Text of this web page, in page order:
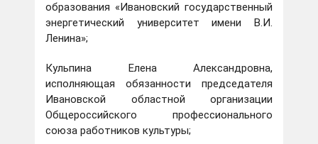
образования «Ивановский государственный
энергетический университет имени В.И.
Ленина»;
Кульпина Елена Александровна,
исполняющая обязанности председателя
Ивановской областной организации
Общероссийского профессионального
союза работников культуры;